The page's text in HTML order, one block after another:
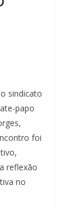
sindicato
papo
foi
reflexão
no